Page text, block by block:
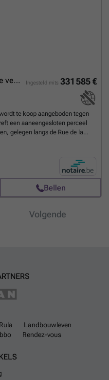
Ingesteld mits 331 585 €
Landbouwgrond in openbare verkoop
te koop aangeboden tegen
een aaneengesloten perceel
gelegen langs de Rue de la
waarbij rekening wordt
oogst die gepland staat voor
en is vrij van
maakt voor diverse vormen
landbouwers of
Bellen
Volgende
Rula
Landbouwleven
Rendez-vous